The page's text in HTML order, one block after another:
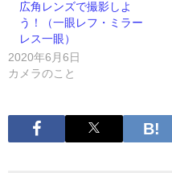
広角レンズで撮影しよ
う！（一眼レフ・ミラー
レス一眼）
2020年6月6日
カメラのこと